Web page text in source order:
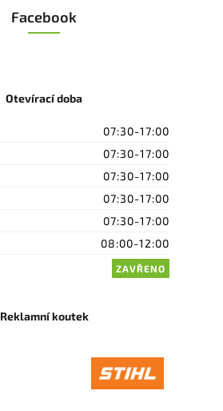
Facebook
Otevírací doba
07:30-17:00
07:30-17:00
07:30-17:00
07:30-17:00
07:30-17:00
08:00-12:00
ZAVŘENO
Reklamní koutek